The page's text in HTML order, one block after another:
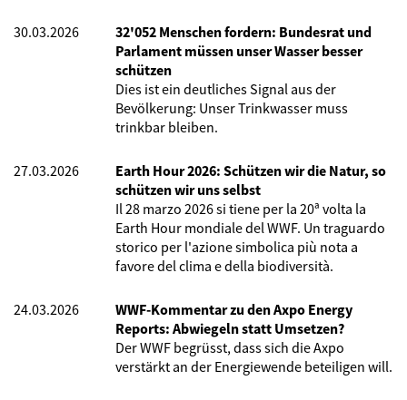
30.03.2026
32'052 Menschen fordern: Bundesrat und
Parlament müssen unser Wasser besser
schützen
Dies ist ein deutliches Signal aus der
Bevölkerung: Unser Trinkwasser muss
trinkbar bleiben.
27.03.2026
Earth Hour 2026: Schützen wir die Natur, so
schützen wir uns selbst
Il 28 marzo 2026 si tiene per la 20ª volta la
Earth Hour mondiale del WWF. Un traguardo
storico per l'azione simbolica più nota a
favore del clima e della biodiversità.
24.03.2026
WWF-Kommentar zu den Axpo Energy
Reports: Abwiegeln statt Umsetzen?
Der WWF begrüsst, dass sich die Axpo
verstärkt an der Energiewende beteiligen will.